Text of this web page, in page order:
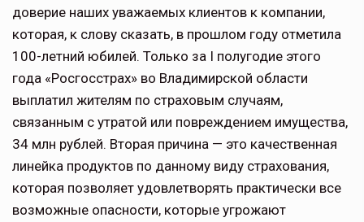
доверие наших уважаемых клиентов к компании,
которая, к слову сказать, в прошлом году отметила
100-летний юбилей. Только за I полугодие этого
года «Росгосстрах» во Владимирской области
выплатил жителям по страховым случаям,
связанным с утратой или повреждением имущества,
34 млн рублей. Вторая причина — это качественная
линейка продуктов по данному виду страхования,
которая позволяет удовлетворять практически все
возможные опасности, которые угрожают